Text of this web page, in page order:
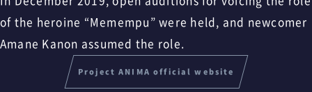
of the heroine “Memempu” were held, and newcomer
Amane Kanon assumed the role.
Project ANIMA official website